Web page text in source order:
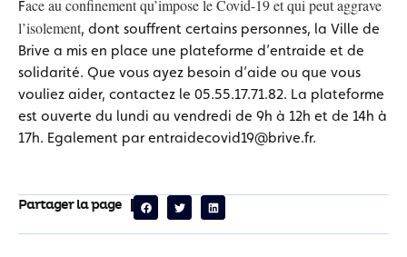
Face au confinement qu’impose le Covid-19 et qui peut aggrave
l’isolement, dont souffrent certains personnes, la Ville de
Brive a mis en place une plateforme d’entraide et de
solidarité. Que vous ayez besoin d’aide ou que vous
vouliez aider, contactez le 05.55.17.71.82. La plateforme
est ouverte du lundi au vendredi de 9h à 12h et de 14h à
17h. Egalement par entraidecovid19@brive.fr.
Partager la page